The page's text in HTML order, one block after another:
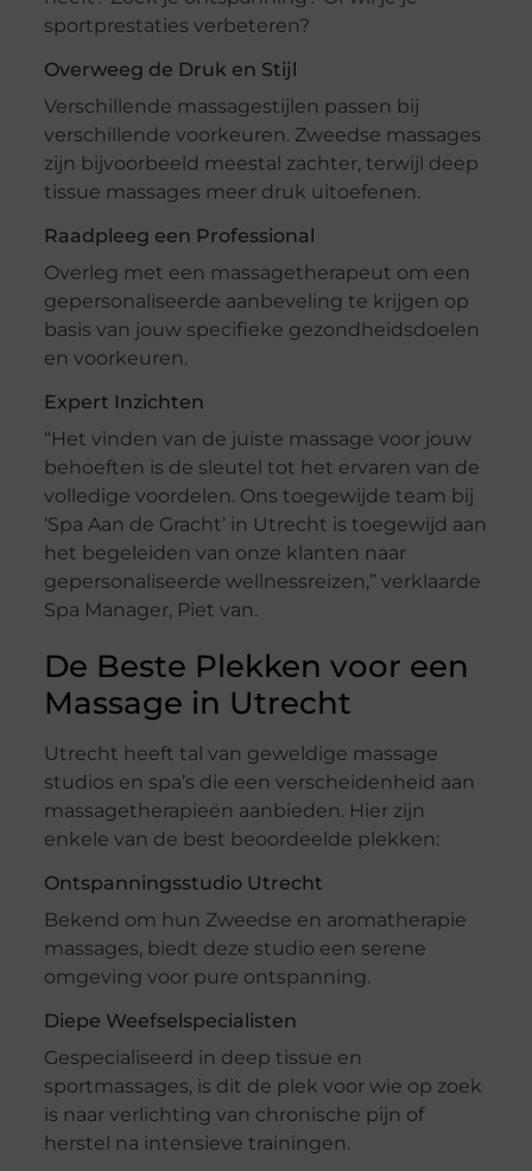
sportprestaties verbeteren?
Overweeg de Druk en Stijl
Verschillende massagestijlen passen bij
verschillende voorkeuren. Zweedse massages
zijn bijvoorbeeld meestal zachter, terwijl deep
tissue massages meer druk uitoefenen.
Raadpleeg een Professional
Overleg met een massagetherapeut om een
gepersonaliseerde aanbeveling te krijgen op
basis van jouw specifieke gezondheidsdoelen
en voorkeuren.
Expert Inzichten
“Het vinden van de juiste massage voor jouw
behoeften is de sleutel tot het ervaren van de
volledige voordelen. Ons toegewijde team bij
‘Spa Aan de Gracht’ in Utrecht is toegewijd aan
het begeleiden van onze klanten naar
gepersonaliseerde wellnessreizen,” verklaarde
Spa Manager, Piet van.
De Beste Plekken voor een
Massage in Utrecht
Utrecht heeft tal van geweldige massage
studios en spa’s die een verscheidenheid aan
massagetherapieën aanbieden. Hier zijn
enkele van de best beoordeelde plekken:
Ontspanningsstudio Utrecht
Bekend om hun Zweedse en aromatherapie
massages, biedt deze studio een serene
omgeving voor pure ontspanning.
Diepe Weefselspecialisten
Gespecialiseerd in deep tissue en
sportmassages, is dit de plek voor wie op zoek
is naar verlichting van chronische pijn of
herstel na intensieve trainingen.